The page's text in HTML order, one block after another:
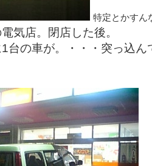
特定とかすん
気店。閉店した後。
1台の車が。・・・突っ込ん